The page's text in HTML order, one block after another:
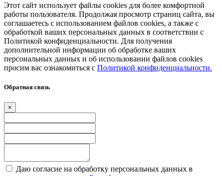
Этот сайт использует файлы cookies для более комфортной
работы пользователя. Продолжая просмотр страниц сайта, вы
соглашаетесь с использованием файлов cookies, а также с
обработкой ваших персональных данных в соответствии с
Политикой конфиденциальности. Для получения
дополнительной информации об обработке ваших
персональных данных и об использовании файлов cookies
просим вас ознакомиться с Политикой конфиденциальности.
Обратная связь
×
Даю согласие на обработку персональных данных в